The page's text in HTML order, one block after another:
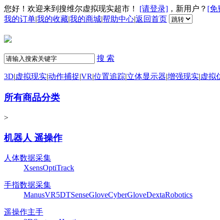
您好！欢迎来到搜维尔虚拟现实超市！ [请登录] ，新用户？ [免
我的订单|我的收藏|我的商城|帮助中心|返回首页
搜 索
3D|虚拟现实|动作捕捉|VR|位置追踪|立体显示器|增强现实|虚拟
所有商品分类
>
机器人 遥操作
人体数据采集
XsensOptiTrack
手指数据采集
ManusVR5DTSenseGloveCyberGloveDextaRobotics
遥操作主手